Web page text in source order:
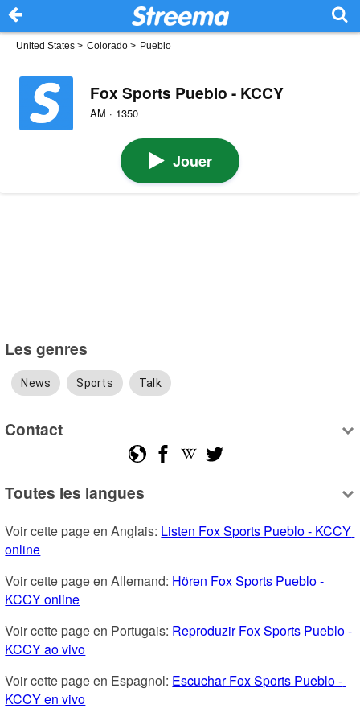
United States > Colorado > Pueblo
Fox Sports Pueblo - KCCY
AM · 1350
Jouer
Les genres
News Sports Talk
Contact
Toutes les langues
Voir cette page en Anglais: Listen Fox Sports Pueblo - KCCY
online
Voir cette page en Allemand: Hören Fox Sports Pueblo -
KCCY online
Voir cette page en Portugais: Reproduzir Fox Sports Pueblo -
KCCY ao vivo
Voir cette page en Espagnol: Escuchar Fox Sports Pueblo -
KCCY en vivo